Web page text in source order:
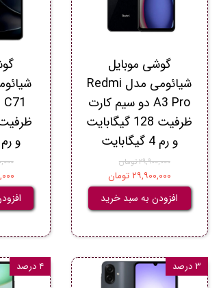
گوشی موبایل
شیائومی مدل Redmi
A3 Pro دو سیم کارت
ظرفیت 128 گیگابایت
و رم 4 گیگابایت
۲۹,۹۰۰,۰۰۰ تومان
۲۹,۹۰۰,۰۰۰ تومان
افزودن به سبد خرید
و رم 3 گیگابایت
۳ درصد ۴ درصد